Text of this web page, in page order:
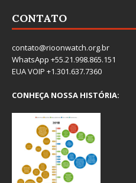
CONTATO
contato@rioonwatch.org.br
WhatsApp +55.21.998.865.151
EUA VOIP +1.301.637.7360
CONHEÇA NOSSA HISTÓRIA: